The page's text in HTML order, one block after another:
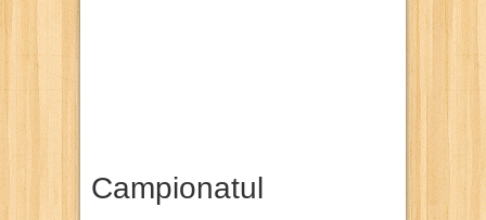
Campionatul